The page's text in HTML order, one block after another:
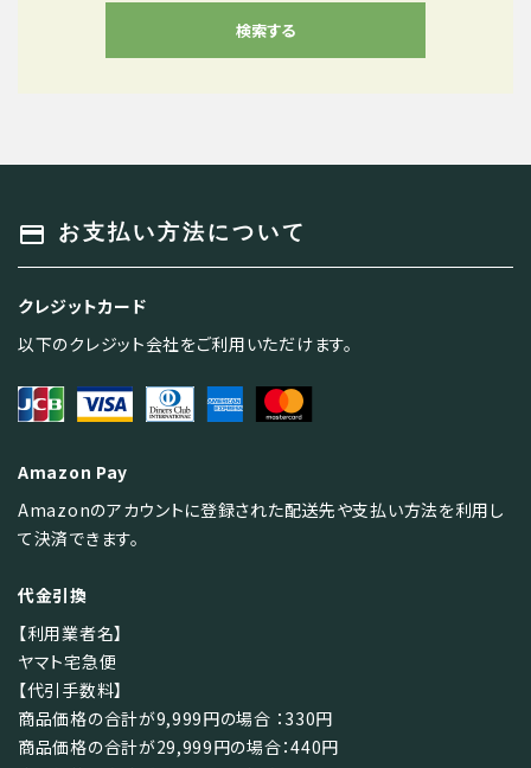
検索する
キーワード
payment お支払い方法について
クレジットカード
以下のクレジット会社をご利用いただけます。
Amazon Pay
Amazonのアカウントに登録された配送先や支払い方法を利用し
て決済できます。
代金引換
【利用業者名】
ヤマト宅急便
【代引手数料】
商品価格の合計が9,999円の場合 ：330円
商品価格の合計が29,999円の場合：440円